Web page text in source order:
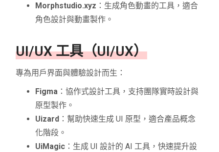
Morphstudio.xyz ：生成角色動畫的工具，適合
角色設計與動畫製作。
UI/UX 工具（UI/UX）
專為用戶界面與體驗設計而生：
Figma ：協作式設計工具，支持團隊實時設計與
原型製作。
Uizard ：幫助快速生成 UI 原型，適合產品概念
化階段。
UiMagic ：生成 UI 設計的 AI 工具，快速提升設